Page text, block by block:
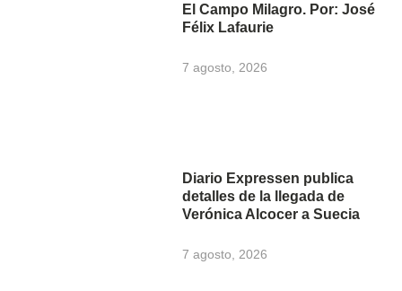
El Campo Milagro. Por: José
Félix Lafaurie
7 agosto, 2026
Diario Expressen publica
detalles de la llegada de
Verónica Alcocer a Suecia
7 agosto, 2026